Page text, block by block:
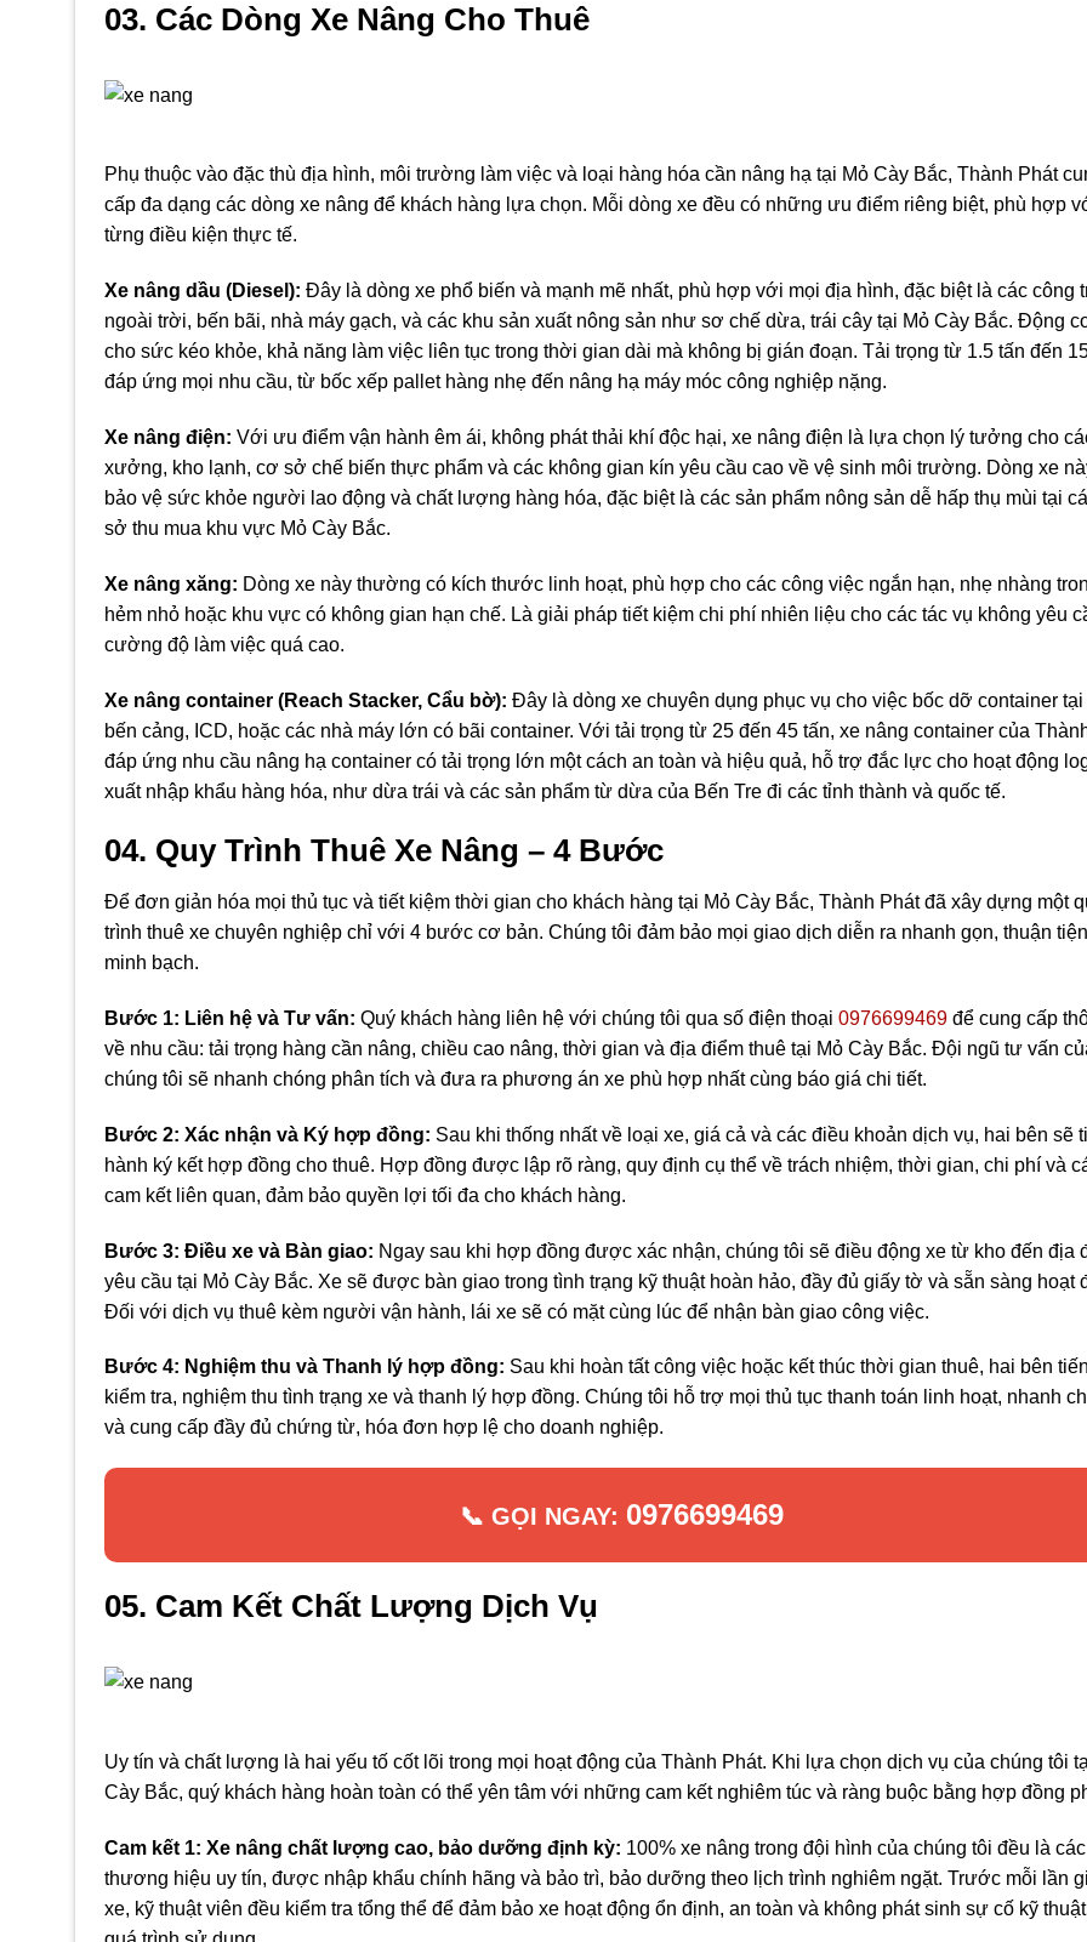
03. Các Dòng Xe Nâng Cho Thuê
Phụ thuộc vào đặc thù địa hình, môi trường làm việc và loại hàng hóa cần nâng hạ tại Mỏ Cày Bắc, Thành Phát
cấp đa dạng các dòng xe nâng để khách hàng lựa chọn. Mỗi dòng xe đều có những ưu điểm riêng biệt, phù hợp
từng điều kiện thực tế.
Xe nâng dầu (Diesel): Đây là dòng xe phổ biến và mạnh mẽ nhất, phù hợp với mọi địa hình, đặc biệt là các công
ngoài trời, bến bãi, nhà máy gạch, và các khu sản xuất nông sản như sơ chế dừa, trái cây tại Mỏ Cày Bắc. Động
cho sức kéo khỏe, khả năng làm việc liên tục trong thời gian dài mà không bị gián đoạn. Tải trọng từ 1.5 tấn đến
đáp ứng mọi nhu cầu, từ bốc xếp pallet hàng nhẹ đến nâng hạ máy móc công nghiệp nặng.
Xe nâng điện: Với ưu điểm vận hành êm ái, không phát thải khí độc hại, xe nâng điện là lựa chọn lý tưởng cho
xưởng, kho lạnh, cơ sở chế biến thực phẩm và các không gian kín yêu cầu cao về vệ sinh môi trường. Dòng xe
bảo vệ sức khỏe người lao động và chất lượng hàng hóa, đặc biệt là các sản phẩm nông sản dễ hấp thụ mùi tại
sở thu mua khu vực Mỏ Cày Bắc.
Xe nâng xăng: Dòng xe này thường có kích thước linh hoạt, phù hợp cho các công việc ngắn hạn, nhẹ nhàng
hẻm nhỏ hoặc khu vực có không gian hạn chế. Là giải pháp tiết kiệm chi phí nhiên liệu cho các tác vụ không yêu
cường độ làm việc quá cao.
Xe nâng container (Reach Stacker, Cẩu bờ): Đây là dòng xe chuyên dụng phục vụ cho việc bốc dỡ container tại
bến cảng, ICD, hoặc các nhà máy lớn có bãi container. Với tải trọng từ 25 đến 45 tấn, xe nâng container của
đáp ứng nhu cầu nâng hạ container có tải trọng lớn một cách an toàn và hiệu quả, hỗ trợ đắc lực cho hoạt động
xuất nhập khẩu hàng hóa, như dừa trái và các sản phẩm từ dừa của Bến Tre đi các tỉnh thành và quốc tế.
04. Quy Trình Thuê Xe Nâng – 4 Bước
Để đơn giản hóa mọi thủ tục và tiết kiệm thời gian cho khách hàng tại Mỏ Cày Bắc, Thành Phát đã xây dựng một
trình thuê xe chuyên nghiệp chỉ với 4 bước cơ bản. Chúng tôi đảm bảo mọi giao dịch diễn ra nhanh gọn, thuận
minh bạch.
Bước 1: Liên hệ và Tư vấn: Quý khách hàng liên hệ với chúng tôi qua số điện thoại 0976699469 để cung cấp
về nhu cầu: tải trọng hàng cần nâng, chiều cao nâng, thời gian và địa điểm thuê tại Mỏ Cày Bắc. Đội ngũ tư vấn
chúng tôi sẽ nhanh chóng phân tích và đưa ra phương án xe phù hợp nhất cùng báo giá chi tiết.
Bước 2: Xác nhận và Ký hợp đồng: Sau khi thống nhất về loại xe, giá cả và các điều khoản dịch vụ, hai bên sẽ
hành ký kết hợp đồng cho thuê. Hợp đồng được lập rõ ràng, quy định cụ thể về trách nhiệm, thời gian, chi phí và
cam kết liên quan, đảm bảo quyền lợi tối đa cho khách hàng.
Bước 3: Điều xe và Bàn giao: Ngay sau khi hợp đồng được xác nhận, chúng tôi sẽ điều động xe từ kho đến địa
yêu cầu tại Mỏ Cày Bắc. Xe sẽ được bàn giao trong tình trạng kỹ thuật hoàn hảo, đầy đủ giấy tờ và sẵn sàng hoạt
Đối với dịch vụ thuê kèm người vận hành, lái xe sẽ có mặt cùng lúc để nhận bàn giao công việc.
Bước 4: Nghiệm thu và Thanh lý hợp đồng: Sau khi hoàn tất công việc hoặc kết thúc thời gian thuê, hai bên
kiểm tra, nghiệm thu tình trạng xe và thanh lý hợp đồng. Chúng tôi hỗ trợ mọi thủ tục thanh toán linh hoạt, nhanh
và cung cấp đầy đủ chứng từ, hóa đơn hợp lệ cho doanh nghiệp.
📞 GỌI NGAY: 0976699469
05. Cam Kết Chất Lượng Dịch Vụ
Uy tín và chất lượng là hai yếu tố cốt lõi trong mọi hoạt động của Thành Phát. Khi lựa chọn dịch vụ của chúng tôi
Cày Bắc, quý khách hàng hoàn toàn có thể yên tâm với những cam kết nghiêm túc và ràng buộc bằng hợp đồng
Cam kết 1: Xe nâng chất lượng cao, bảo dưỡng định kỳ: 100% xe nâng trong đội hình của chúng tôi đều là các
thương hiệu uy tín, được nhập khẩu chính hãng và bảo trì, bảo dưỡng theo lịch trình nghiêm ngặt. Trước mỗi lần
xe, kỹ thuật viên đều kiểm tra tổng thể để đảm bảo xe hoạt động ổn định, an toàn và không phát sinh sự cố kỹ